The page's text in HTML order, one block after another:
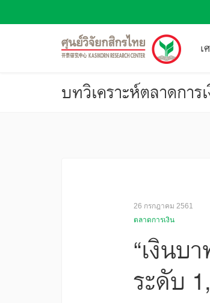
เ
บทวิเคราะห์ตลาดกา
26 กรกฎาคม 2561
ตลาดการเงิน
“เงิน
ระดับ